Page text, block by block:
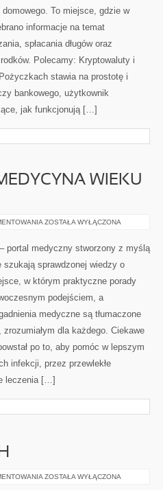
To miejsce, gdzie w
informacje na temat
spłacania długów oraz
Polecamy: Kryptowaluty i
stawia na prostotę i
bankowego, użytkownik
jak funkcjonują […]
WIEKU
OTORYNOLARYNGOLOGIA
WIEKU
ROZWOJOWEGO
ZOSTAŁA WYŁĄCZONA
portal medyczny stworzony z myślą
szukają sprawdzonej wiedzy o
w którym praktyczne porady
podejściem, a
medyczne są tłumaczone
dla każdego. Ciekawe
po to, aby pomóc w lepszym
infekcji, przez przewlekłe
leczenia […]
BEZPIECZEŃSTWO
ZOSTAŁA WYŁĄCZONA